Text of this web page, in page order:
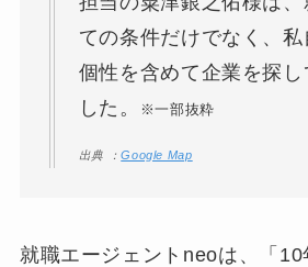
ての条件だけでなく、
個性を含めて企業を探し
した。
※一部抜粋
出典 ：Google Map
就職エージェントneoは、「